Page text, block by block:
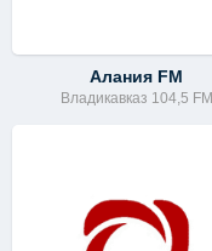
Алания FM
Владикавказ 104,5 FM